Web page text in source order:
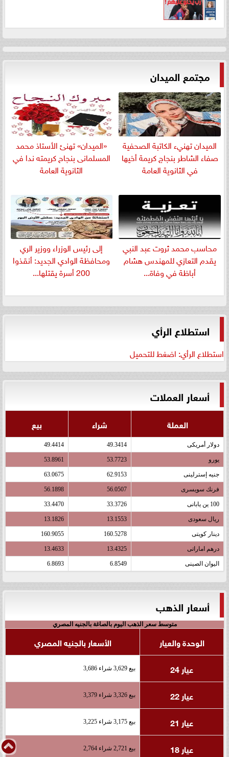
مجتمع الميدان
الميدان تهنيء الكاتبة الصحفية
صفاء الشاطر بنجاج كريمة أخيها
في الثانوية العامة
«الميدان» تهنئ الأستاذ محمد
المسلمانى بنجاح كريمته ندا في
الثانوية العامة
​محاسب محمد ثروت عبد النبي
يقدم التعازي للمهندس هشام
أباظة في وفاة...
إلى رئيس الوزراء ووزير الري
ومحافظة الوادي الجديد: أنقذوا
200 أسرة يقتلها...
استطلاع الرأي
استطلاع الرأي: اضغط للتحميل
أسعار العملات
العملة شراء بيع
دولار أمريكى 49.3414
49.4414
يورو 53.7723
53.8961
جنيه إسترلينى 62.9153
63.0675
فرنك سويسرى 56.0507
56.1898
100 ين يابانى 33.3726
33.4470
ريال سعودى 13.1553
13.1826
دينار كويتى 160.5278
160.9055
درهم اماراتى 13.4325
13.4633
اليوان الصينى 6.8549
6.8693
أسعار الذهب
متوسط سعر الذهب اليوم بالصاغة بالجنيه المصري
الوحدة والعيار
الأسعار بالجنيه المصري
عيار 24
بيع 3,629 شراء 3,686
عيار 22 بيع 3,326 شراء 3,379
عيار 21 بيع 3,175 شراء 3,225
عيار 18 بيع 2,721 شراء 2,764